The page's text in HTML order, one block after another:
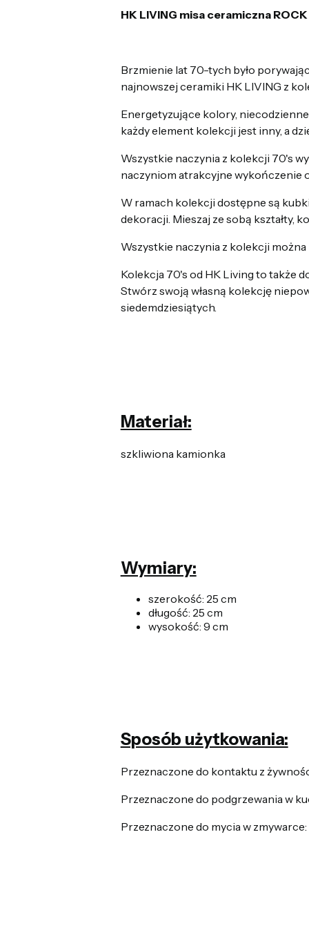
HK LIVING misa ceramiczna
Brzmienie lat 70-tych było
najnowszej ceramiki HK LIVING z
Energetyzujące kolory,
każdy element kolekcji jest inny, a
Wszystkie naczynia z kolekcji 70's
naczyniom atrakcyjne wykończenie
W ramach kolekcji dostępne są
dekoracji. Mieszaj ze sobą kształty,
Wszystkie naczynia z kolekcji
Kolekcja 70's od HK Living to także
Stwórz swoją własną kolekcję
siedemdziesiątych.
Materiał:
szkliwiona kamionka
Wymiary:
szerokość: 25 cm
długość: 25 cm
wysokość: 9 cm
Sposób użytkowania:
Przeznaczone do kontaktu z
Przeznaczone do podgrzewania w
Przeznaczone do mycia w zmywarce: